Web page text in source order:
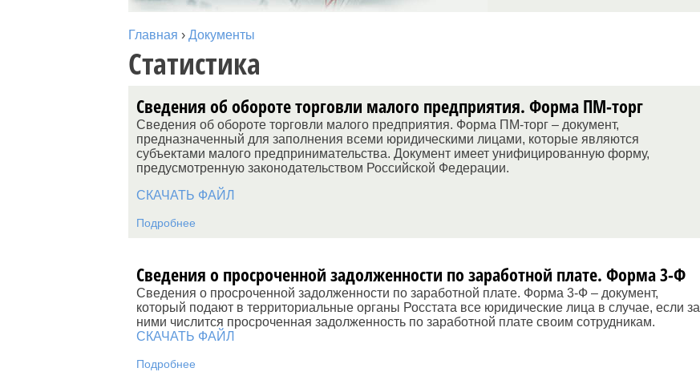
Главная › Документы
Статистика
Сведения об обороте торговли малого предприятия. Форма ПМ-торг
Сведения об обороте торговли малого предприятия. Форма ПМ-торг – документ,
предназначенный для заполнения всеми юридическими лицами, которые являются
субъектами малого предпринимательства. Документ имеет унифицированную форму,
предусмотренную законодательством Российской Федерации.
СКАЧАТЬ ФАЙЛ
Подробнее
Сведения о просроченной задолженности по заработной плате. Форма 3-Ф
Сведения о просроченной задолженности по заработной плате. Форма 3-Ф – документ,
который подают в территориальные органы Росстата все юридические лица в случае, если за
ними числится просроченная задолженность по заработной плате своим сотрудникам.
СКАЧАТЬ ФАЙЛ
Подробнее